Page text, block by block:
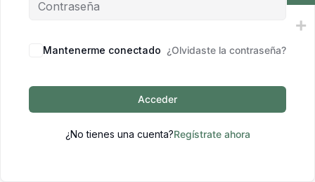
Mantenerme conectado ¿Olvidaste la contraseña?
Acceder
¿No tienes una cuenta?Regístrate ahora